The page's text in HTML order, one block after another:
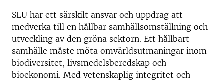
SLU har ett särskilt ansvar och uppdrag att
medverka till en hållbar samhällsomställning och
utveckling av den gröna sektorn. Ett hållbart
samhälle måste möta omvärldsutmaningar inom
biodiversitet, livsmedelsberedskap och
bioekonomi. Med vetenskaplig integritet och